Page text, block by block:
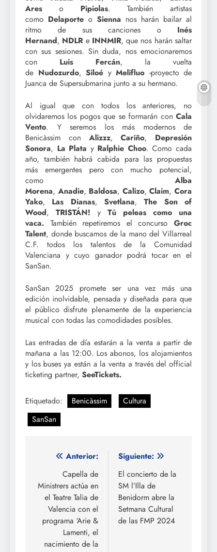
Ares o Pipiolas. También artistas
como Delaporte o Sienna nos harán bailar al
ritmo de sus canciones o Inés
Hernand, NDLR e INNMIR, que nos harán saltar
con sus sesiones. Sin duda, nos emocionaremos
con Luis Fercán, la vuelta
de Nudozurdo, Siloé y Melifluo -proyecto de
Juanca de Supersubmarina junto a su hermano.
Al igual que con todos los anteriores, no
olvidaremos los pogos que se formarán con Cala
Vento. Y seremos los más modernos de
Benicàssim con Alizzz,Cariño, Depresión
Sonora, La Plata y Ralphie Choo. Como cada
año, también habrá cabida para las propuestas
más emergentes pero con mucho potencial,
como Alba
Morena, Anadie, Baldosa, Calizo,Claim,Cora
Yako, Las Dianas,Svetlana,The Son of
Wood, TRISTÁN! y Tú peleas como una
vaca. También repetiremos el concurso Groc
Talent, donde buscamos de la mano del Villarreal
C.F. todos los talentos de la Comunidad
Valenciana y cuyo ganador podrá tocar en el
SanSan.
SanSan 2025 promete ser una vez más una
edición inolvidable, pensada y diseñada para que
el público disfrute plenamente de la experiencia
musical con todas las comodidades posibles.
Las entradas de día estarán a la venta a partir de
mañana a las 12:00. Los abonos, los alojamientos
y los buses ya están a la venta a través del official
ticketing partner, SeeTickets.
Etiquetado: Benicàssim
Cultura
SanSan
Navegación
entradas
Anterior:
Capella de
Ministrers actúa en
el Teatre Talia de
Valencia con el
programa ‘Arie &
Lamenti, el
nacimiento de la
Siguiente:
El concierto de la
SM l’Illa de
Benidorm abre la
Setmana Cultural
de las FMP 2024